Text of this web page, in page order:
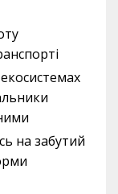
на забутий